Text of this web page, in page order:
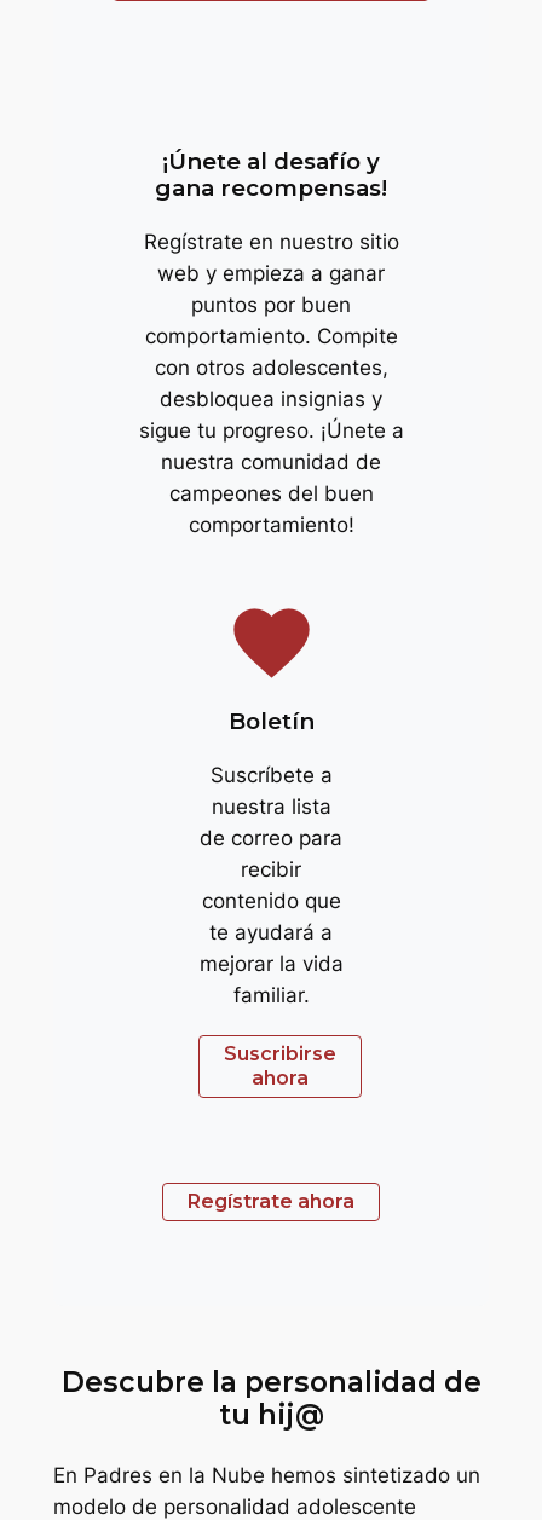
¡Únete al desafío y
gana recompensas!
Regístrate en nuestro sitio
web y empieza a ganar
puntos por buen
comportamiento. Compite
con otros adolescentes,
desbloquea insignias y
sigue tu progreso. ¡Únete a
nuestra comunidad de
campeones del buen
comportamiento!
favorite
Boletín
Suscríbete a
nuestra lista
de correo para
recibir
contenido que
te ayudará a
mejorar la vida
familiar.
Suscribirse
ahora
Regístrate ahora
Descubre la personalidad de
tu hij@
En Padres en la Nube hemos sintetizado un
modelo de personalidad adolescente